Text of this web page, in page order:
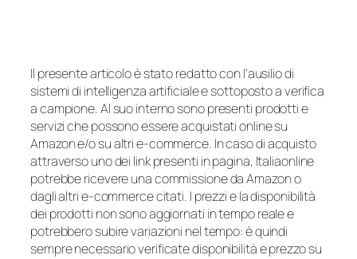
Il presente articolo è stato redatto con l’ausilio di
sistemi di intelligenza artificiale e sottoposto a verifica
a campione. Al suo interno sono presenti prodotti e
servizi che possono essere acquistati online su
Amazon e/o su altri e-commerce. In caso di acquisto
attraverso uno dei link presenti in pagina, Italiaonline
potrebbe ricevere una commissione da Amazon o
dagli altri e-commerce citati. I prezzi e la disponibilità
dei prodotti non sono aggiornati in tempo reale e
potrebbero subire variazioni nel tempo: è quindi
sempre necessario verificate disponibilità e prezzo su